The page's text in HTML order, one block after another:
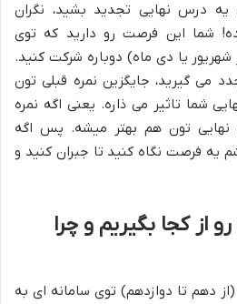
درس نهایی تجدید بشید، نگران
شما این فرصت رو دارید که توی
شهریور یا دی ماه) دوباره شرکت کنید.
می گیرید، جایگزین نمره قبلی تون
شما تاثیر می ذاره. یعنی اگه نمره
نهایی تون هم بهتر میشه. پس اگه
یه فرصت نگاه کنید تا جبران کنید و
از کجا بگیریم و چرا
دهم تا دوازدهم) توی سامانه ای به